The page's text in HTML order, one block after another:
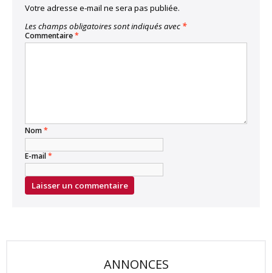
Votre adresse e-mail ne sera pas publiée.
Les champs obligatoires sont indiqués avec *
Commentaire*
Nom*
E-mail*
ANNONCES